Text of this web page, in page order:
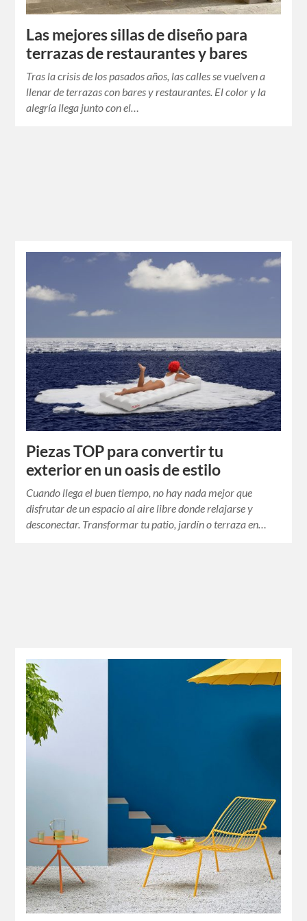
Las mejores sillas de diseño para
terrazas de restaurantes y bares
Tras la crisis de los pasados años, las calles se vuelven a
llenar de terrazas con bares y restaurantes. El color y la
alegría llega junto con el…
Piezas TOP para convertir tu
exterior en un oasis de estilo
Cuando llega el buen tiempo, no hay nada mejor que
disfrutar de un espacio al aire libre donde relajarse y
desconectar. Transformar tu patio, jardín o terraza en…